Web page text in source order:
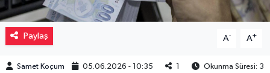
Paylaş A- A+
Samet Koçum 05.06.2026 - 10:35 1
Okunma Süresi: 3
Resmi İlanlar